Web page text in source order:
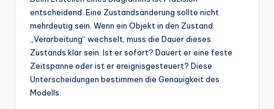
entscheidend. Eine Zustandsänderung sollte nicht
mehrdeutig sein. Wenn ein Objekt in den Zustand
„Verarbeitung“ wechselt, muss die Dauer dieses
Zustands klar sein. Ist er sofort? Dauert er eine feste
Zeitspanne oder ist er ereignisgesteuert? Diese
Unterscheidungen bestimmen die Genauigkeit des
Modells.